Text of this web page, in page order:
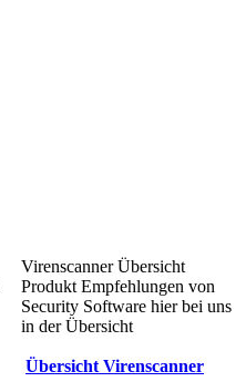
Virenscanner Übersicht
Produkt Empfehlungen von
Security Software hier bei uns
in der Übersicht
Übersicht Virenscanner